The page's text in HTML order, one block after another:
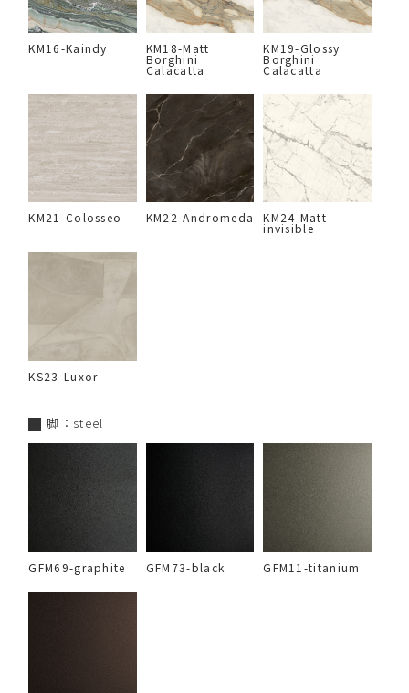
KM16-Kaindy KM18-Matt
Borghini
Calacatta
KM19-Glossy
Borghini
Calacatta
KM21-Colosseo KM22-Andromeda KM24-Matt
invisible
KS23-Luxor
脚：steel
GFM69-graphite GFM73-black GFM11-titanium